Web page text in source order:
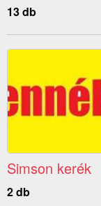
13 db
Simson kerék
2 db